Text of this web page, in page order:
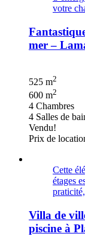
votre
mer –
525 m2
600 m2
4 Chambres
4 Salles de
Vendu!
Prix de
Cette
étages
Villa de
piscine à